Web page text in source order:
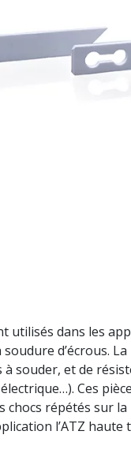
utilisés dans les
d’écrous. La
souder, et de
Ces
chocs répétés sur
l’ATZ haute